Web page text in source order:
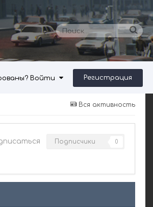
Войти Регистрация
Вся активность
Подписчики 0